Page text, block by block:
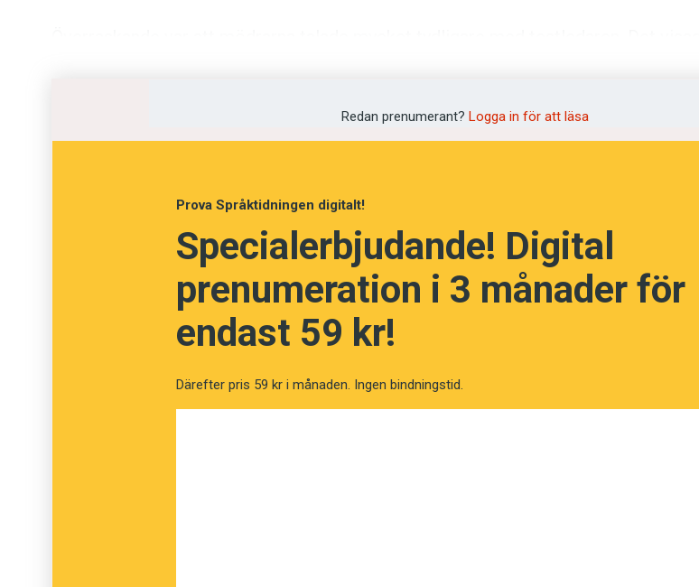
Resultaten säger dock inget om vilket sätt att prata med barnen som är bäst.
Redan prenumerant? Logga in för att läsa
Prova Språktidningen digitalt!
Specialerbjudande! Digital
prenumeration i 3 månader för
endast 59 kr!
Därefter pris 59 kr i månaden. Ingen bindningstid.